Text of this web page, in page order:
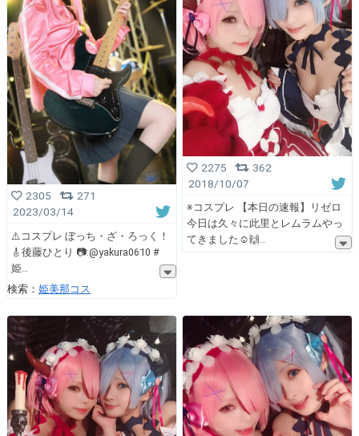
2305
271
2023/03/14
⚠️コスプレ ぼっち・ざ・ろっく！
🎸後藤ひとり 📷:@yakura0610 #
姫
検索： 姫美那コス
2275
362
2018/10/07
※コスプレ 【本日の速報】リゼロ
今日は久々に此里とレムラムやっ
てきました☺️🙌